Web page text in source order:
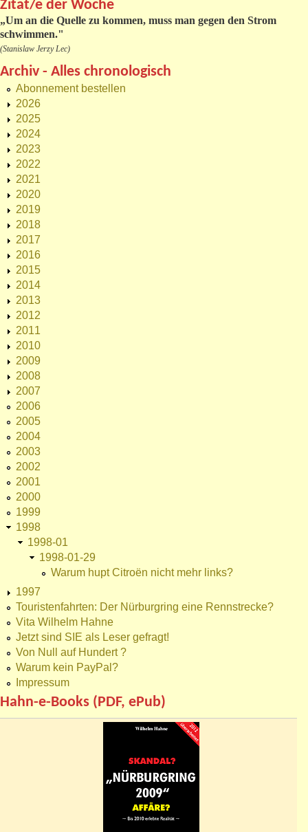
Zitat/e der Woche
„Um an die Quelle zu kommen, muss man gegen den Strom
schwimmen."
(Stanislaw Jerzy Lec)
Archiv - Alles chronologisch
Abonnement bestellen
2026
2025
2024
2023
2022
2021
2020
2019
2018
2017
2016
2015
2014
2013
2012
2011
2010
2009
2008
2007
2006
2005
2004
2003
2002
2001
2000
1999
1998
1998-01
1998-01-29
Warum hupt Citroën nicht mehr links?
1997
Touristenfahrten: Der Nürburgring eine Rennstrecke?
Vita Wilhelm Hahne
Jetzt sind SIE als Leser gefragt!
Von Null auf Hundert ?
Warum kein PayPal?
Impressum
Hahn-e-Books (PDF, ePub)